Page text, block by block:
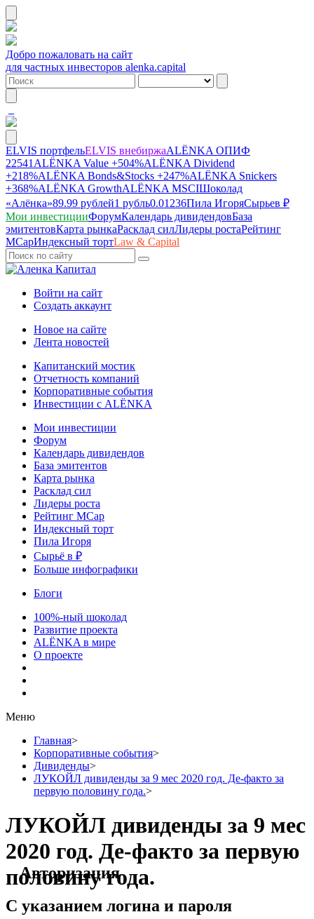
Добро пожаловать на сайт
для частных инвесторов alenka.capital
ELVIS портфельELVIS внебиржаALЁNKA ОПИФ
22541 ALЁNKA Value +504%ALЁNKA Dividend
+218%ALЁNKA Bonds&Stocks +247%ALЁNKA Snickers
+368%ALЁNKA GrowthALЁNKA MSCIШоколад
«Алёнка»89.99 рублей1 рубль0.01236Пила ИгоряСырьев ₽
Мои инвестицииФорумКалендарь дивидендовБаза
эмитентовКарта рынкаРасклад силЛидеры ростаРейтинг
MCapИндексный тортLaw & Capital
Войти на сайт
Создать аккаунт
Новое на сайте
Лента новостей
Капитанский мостик
Отчетность компаний
Корпоративные события
Инвестиции с ALЁNKA
Мои инвестиции
Форум
Календарь дивидендов
База эмитентов
Карта рынка
Расклад сил
Лидеры роста
Рейтинг MCap
Индексный торт
Пила Игоря
Сырьё в ₽
Больше инфографики
Блоги
100%-ный шоколад
Развитие проекта
ALЁNKA в мире
О проекте
Меню
Главная>
Корпоративные события>
Дивиденды>
ЛУКОЙЛ дивиденды за 9 мес 2020 год. Де-факто за
первую половину года.>
ЛУКОЙЛ дивиденды за 9 мес
2020 год. Де-факто за первую
половину года.
Авторизация
С указанием логина и пароля